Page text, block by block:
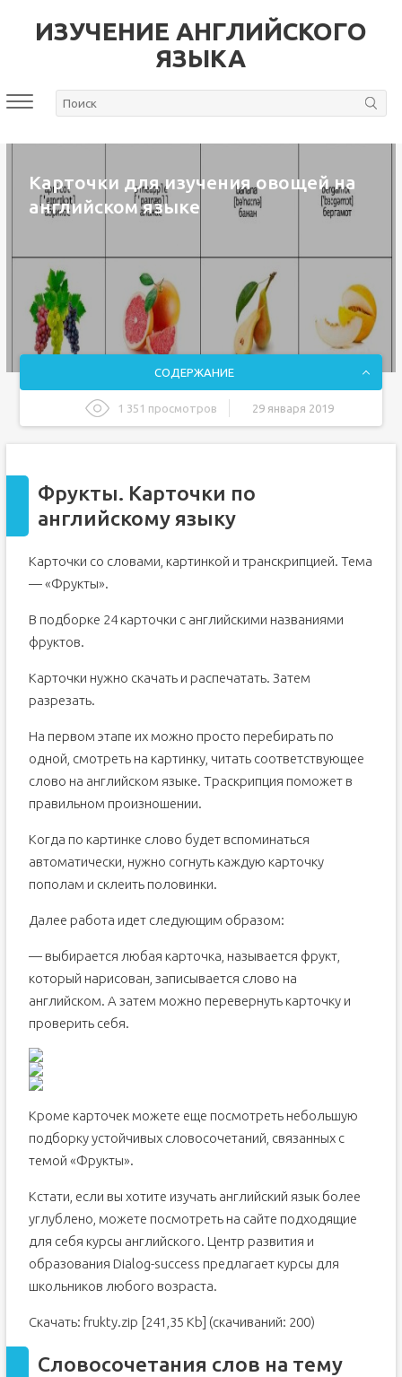
ИЗУЧЕНИЕ АНГЛИЙСКОГО
ЯЗЫКА
Карточки для изучения овощей на
английском языке
СОДЕРЖАНИЕ
1 351 просмотров 29 января 2019
Карточки для изучения овощей на английском языке
LiveInternetLiveInternet
-Поиск по дневнику
-Подписка по e-mail
- Постоянные читатели
-Сообщества
drinks»
Карточки "Чья тень": Фрукты и овощи на английском
Обучающие карточки для детей: Фрукты
Обучающие карточки: Одежда и обувь
Обучающие карточки для детей: Школьные
Обучающие карточки. Английский алфавит — English
Обучающие карточки для детей. Учим цифры.
Фрукты. Карточки по
английскому языку
Карточки со словами, картинкой и транскрипцией. Тема
— «Фрукты».
В подборке 24 карточки с английскими названиями
фруктов.
Карточки нужно скачать и распечатать. Затем
разрезать.
На первом этапе их можно просто перебирать по
одной, смотреть на картинку, читать соответствующее
слово на английском языке. Траскрипция поможет в
правильном произношении.
Когда по картинке слово будет вспоминаться
автоматически, нужно согнуть каждую карточку
пополам и склеить половинки.
Далее работа идет следующим образом:
— выбирается любая карточка, называется фрукт,
который нарисован, записывается слово на
английском. А затем можно перевернуть карточку и
проверить себя.
Кроме карточек можете еще посмотреть небольшую
подборку устойчивых словосочетаний, связанных с
темой «Фрукты».
Кстати, если вы хотите изучать английский язык более
углублено, можете посмотреть на сайте подходящие
для себя курсы английского. Центр развития и
образования Dialog-success предлагает курсы для
школьников любого возраста.
Скачать: frukty.zip [241,35 Kb] (cкачиваний: 200)
Словосочетания слов на тему